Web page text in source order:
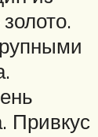
Привкус